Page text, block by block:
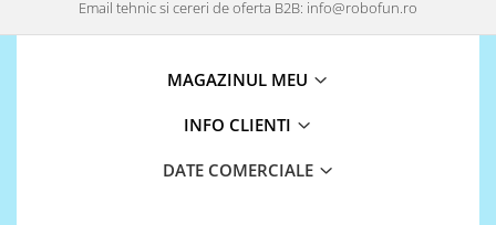
Email tehnic si cereri de oferta B2B: info@robofun.ro
MAGAZINUL MEU
INFO CLIENTI
DATE COMERCIALE